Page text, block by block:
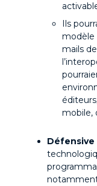
Ils
modèle
mails
mobile,
Défensive